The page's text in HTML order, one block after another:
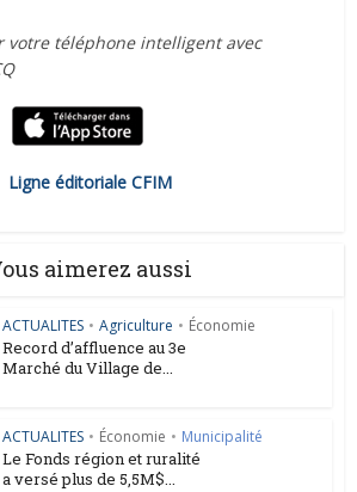
votre téléphone intelligent avec
Ligne éditoriale CFIM
aimerez aussi
ACTUALITES • Agriculture • Économie
Record d’affluence au 3e
Marché du Village de...
ACTUALITES • Économie • Municipalité
Le Fonds région et ruralité
a versé plus de 5,5M$...